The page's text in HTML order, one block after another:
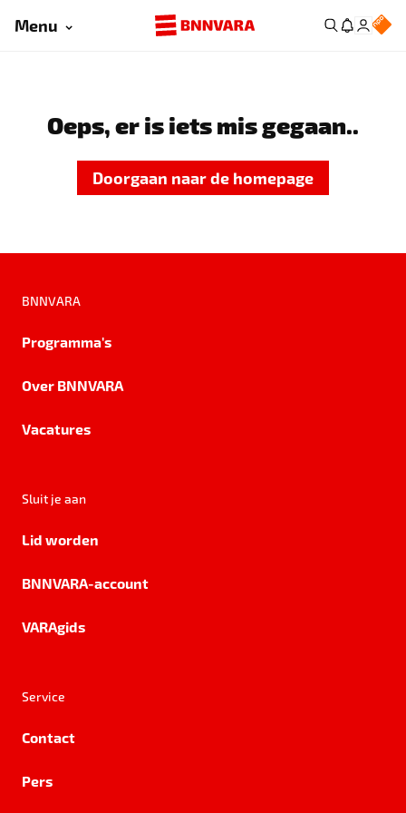
Menu
Oeps, er is iets mis gegaan..
Doorgaan naar de homepage
BNNVARA
Programma's
Over BNNVARA
Vacatures
Sluit je aan
Lid worden
BNNVARA-account
VARAgids
Service
Contact
Pers